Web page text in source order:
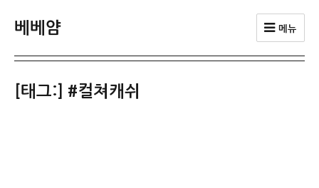
베베얌 메뉴
[태그:] #컬쳐캐쉬